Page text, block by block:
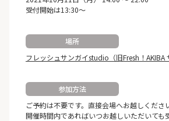
受付開始は13:30～
場所
フレッシュサンガイstudio（旧Fresh！AKIBA
参加方法
ご予約は不要です。直接会場へお越しくださ
開催時間内であればいつお越しいただいても